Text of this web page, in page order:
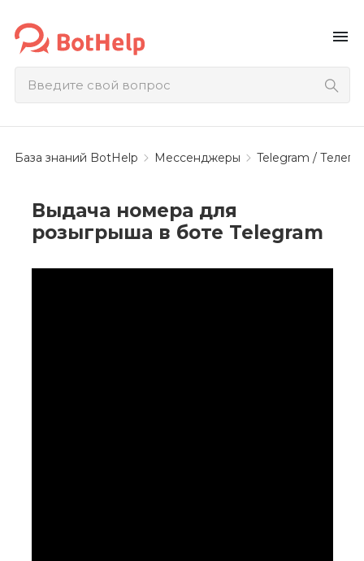
menu
База знаний BotHelp Мессенджеры Telegram /
Выдача номера для
розыгрыша в боте Telegram